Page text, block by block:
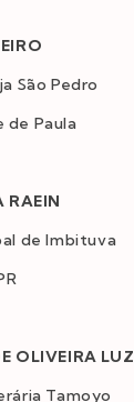
São Pedro
de Paula
RAEIN
de Imbituva
OLIVEIRA LUZ
Tamoyo